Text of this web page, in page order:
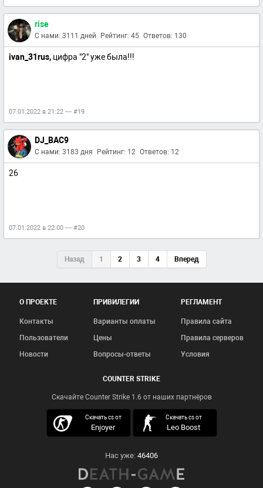
rise
С нами: 3111 дней Рейтинг: 45 Ответов: 130
ivan_31rus, цифра "2" уже была!!!
07.01.2022 в 21:22 — #19
DJ_BAC9
С нами: 3183 дня Рейтинг: 12 Ответов: 12
26
07.01.2022 в 22:00 — #20
Назад 1 2 3 4 Вперед
О ПРОЕКТЕ
Контакты
Пользователи
Новости
ПРИВИЛЕГИИ
Варианты оплаты
Цены
Вопросы-ответы
РЕГЛАМЕНТ
Правила сайта
Правила серверов
Условия
COUNTER STRIKE
Скачайте Counter Strike 1.6 от наших партнёров
Скачать cs от
Enjoyer
скачать кс 1.6
Скачать cs от
Leo Boost
Нас уже: 46406